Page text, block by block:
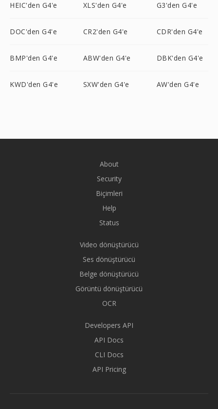
HEIC'den G4'e XLS'den G4'e G3'den G4'e
DOC'den G4'e CR2'den G4'e CDR'den G4'e
BMP'den G4'e ABW'den G4'e DBK'den G4'e
KWD'den G4'e SXW'den G4'e AW'den G4'e
About
Security
Biçimleri
Help
Status
Video dönüştürücü
Ses dönüştürücü
Belge dönüştürücü
Görüntü dönüştürücü
OCR
Developers API
API Docs
CLI Docs
API Pricing